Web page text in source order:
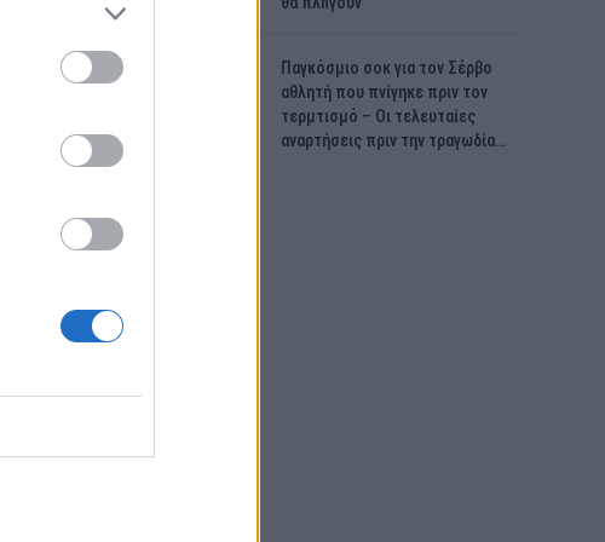
Παγκόσμιο σοκ για τον Σέρβο
αθλητή που πνίγηκε πριν τον
τερμτισμό – Οι τελευταίες
αναρτήσεις πριν την τραγωδία…